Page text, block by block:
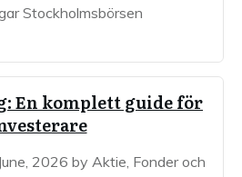
Stockholmsbörsen
En komplett guide för
2026 by Aktie, Fonder och